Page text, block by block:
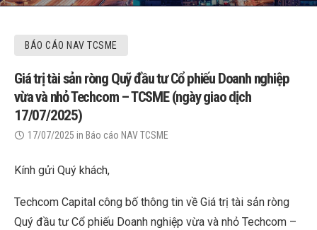
BÁO CÁO NAV TCSME
Giá trị tài sản ròng Quỹ đầu tư Cổ phiếu Doanh nghiệp
vừa và nhỏ Techcom – TCSME (ngày giao dịch
17/07/2025)
17/07/2025 in Báo cáo NAV TCSME
Kính gửi Quý khách,
Techcom Capital công bố thông tin về Giá trị tài sản ròng
Quý đầu tư Cổ phiếu Doanh nghiệp vừa và nhỏ Techcom –